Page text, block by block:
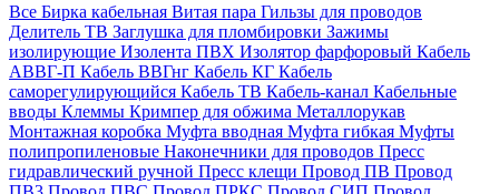
Все Бирка кабельная Витая пара Гильзы для проводов
Делитель ТВ Заглушка для пломбировки Зажимы
изолирующие Изолента ПВХ Изолятор фарфоровый Кабель
АВВГ-П Кабель ВВГнг Кабель КГ Кабель
саморегулирующийся Кабель ТВ Кабель-канал Кабельные
вводы Клеммы Кримпер для обжима Металлорукав
Монтажная коробка Муфта вводная Муфта гибкая Муфты
полипропиленовые Наконечники для проводов Пресс
гидравлический ручной Пресс клещи Провод ПВ Провод